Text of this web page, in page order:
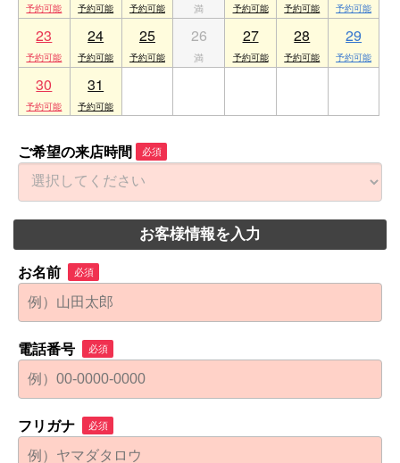
23 24 25 26 27 28 29
30 31
ご希望の来店時間 必須
お客様情報を入力
お名前 必須
電話番号 必須
フリガナ 必須